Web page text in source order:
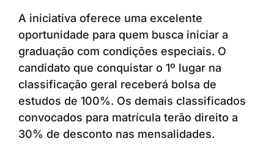
A iniciativa oferece uma excelente
oportunidade para quem busca iniciar a
graduação com condições especiais. O
candidato que conquistar o 1º lugar na
classificação geral receberá bolsa de
estudos de 100%. Os demais classificados
convocados para matrícula terão direito a
30% de desconto nas mensalidades.